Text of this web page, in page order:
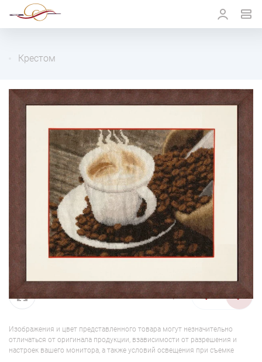
Крестом
1/2
Изображения и цвет представленного товара могут незначительно
отличаться от оригинала продукции, взависимости от разрешения и
настроек вашего монитора, а также условий освещения при съемке